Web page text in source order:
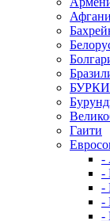
Гаити
-
-
-
-
-